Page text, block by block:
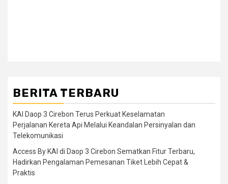
BERITA TERBARU
KAI Daop 3 Cirebon Terus Perkuat Keselamatan
Perjalanan Kereta Api Melalui Keandalan Persinyalan dan
Telekomunikasi
Access By KAI di Daop 3 Cirebon Sematkan Fitur Terbaru,
Hadirkan Pengalaman Pemesanan Tiket Lebih Cepat &
Praktis